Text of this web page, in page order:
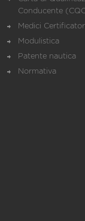
Conducente
Medici
Modulistica
Patente nautica
Normativa